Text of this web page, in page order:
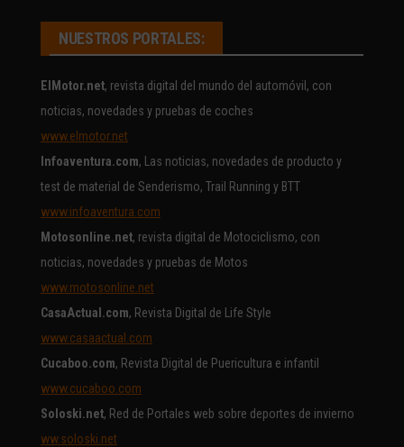
NUESTROS PORTALES:
ElMotor.net, revista digital del mundo del automóvil, con
noticias, novedades y pruebas de coches
www.elmotor.net
Infoaventura.com, Las noticias, novedades de producto y
test de material de Senderismo, Trail Running y BTT
www.infoaventura.com
Motosonline.net, revista digital de Motociclismo, con
noticias, novedades y pruebas de Motos
www.motosonline.net
CasaActual.com, Revista Digital de Life Style
www.casaactual.com
Cucaboo.com, Revista Digital de Puericultura e infantil
www.cucaboo.com
Soloski.net, Red de Portales web sobre deportes de invierno
ww.soloski.net